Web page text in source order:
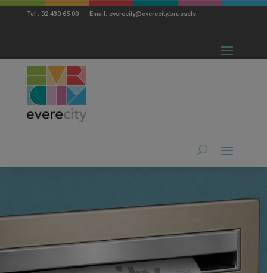
Tel : 02 430 65 00 Email: everecity@everecity.brussels
modal-check